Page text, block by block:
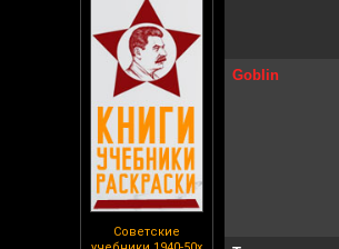
Советские
Goblin